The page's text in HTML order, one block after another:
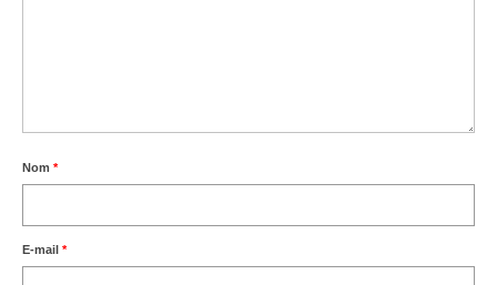
Nom *
E-mail *